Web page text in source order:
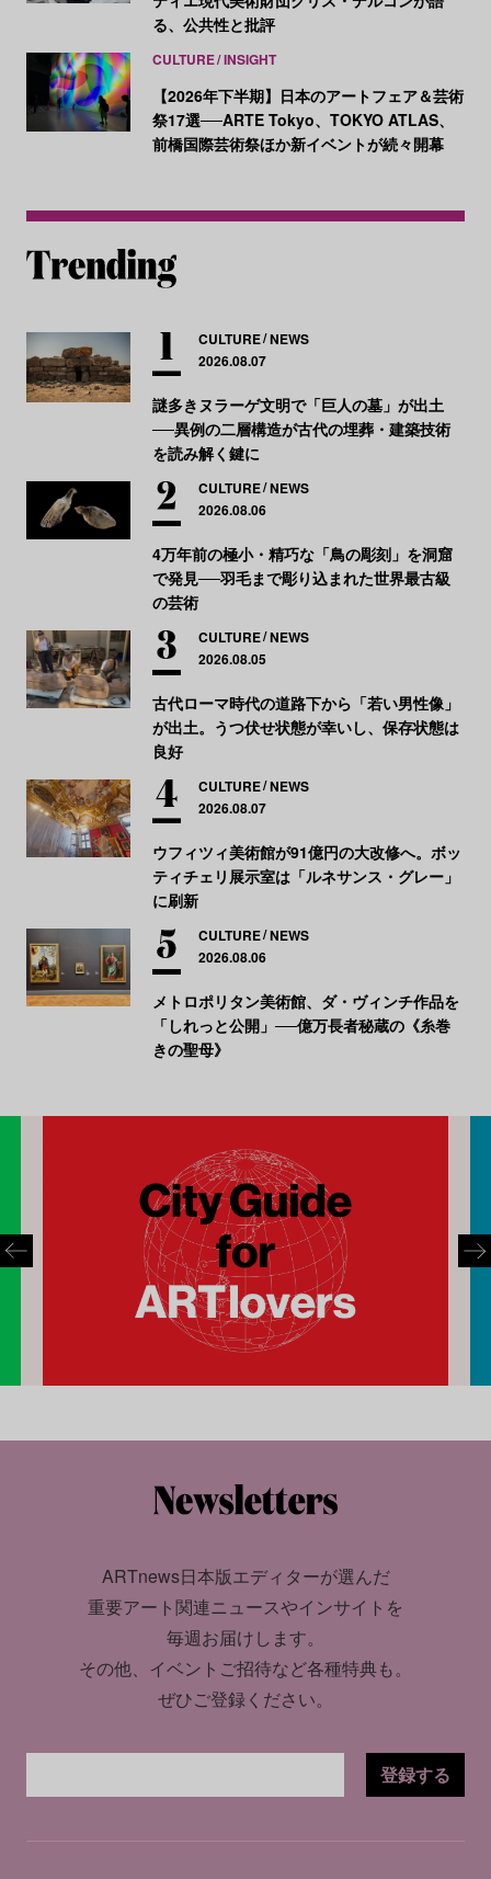
る、公共性と批評
CULTURE INSIGHT
【2026年下半期】日本のアートフェア＆芸術
祭17選──ARTE Tokyo、TOKYO ATLAS、
前橋国際芸術祭ほか新イベントが続々開幕
CULTURE NEWS
2026.08.07
謎多きヌラーゲ文明で「巨人の墓」が出土
──異例の二層構造が古代の埋葬・建築技術
を読み解く鍵に
CULTURE NEWS
2026.08.06
4万年前の極小・精巧な「鳥の彫刻」を洞窟
で発見──羽毛まで彫り込まれた世界最古級
の芸術
CULTURE NEWS
2026.08.05
古代ローマ時代の道路下から「若い男性像」
が出土。うつ伏せ状態が幸いし、保存状態は
良好
CULTURE NEWS
2026.08.07
ウフィツィ美術館が91億円の大改修へ。ボッ
ティチェリ展示室は「ルネサンス・グレー」
に刷新
CULTURE NEWS
2026.08.06
メトロポリタン美術館、ダ・ヴィンチ作品を
「しれっと公開」──億万長者秘蔵の《糸巻
きの聖母》
ARTnews日本版エディターが選んだ
重要アート関連ニュースやインサイトを
毎週お届けします。
その他、イベントご招待など各種特典も。
ぜひご登録ください。
登録する